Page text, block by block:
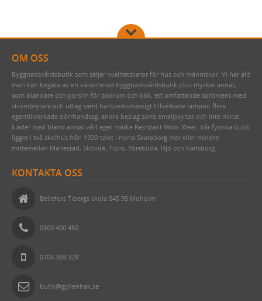
OM OSS
Byggnadsvårdsbutik som säljer kvalitetsvaror för hus och människor. Vi har allt
man kan begära av en välsorterad byggnadsvårdsbutik plus mycket annat,
som blandare och porslin för badrum och kök, ett omfattande sortiment med
strömbrytare och uttag samt hantverksmässigt tillverkade lampor, flera
egentillverkade dörrhandtag, andra beslag samt emaljskyltar och inte minst
kläder med bland annat vårt eget märke Resistant Work Wear. Vår fysiska butik
ligger i två skolhus från 1920-talet i norra Skaraborg mer eller mindre
mittemellan Mariestad, Skövde, Tibro, Töreboda, Hjo och Karlsborg.
KONTAKTA OSS
Bellefors Tibergs skola 545 95 Moholm
0500 400 450
0708 369 329
butik@gyllenhak.se